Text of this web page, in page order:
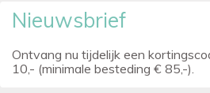
Nieuwsbrief
Ontvang nu tijdelijk een
10,- (minimale besteding € 85,-).